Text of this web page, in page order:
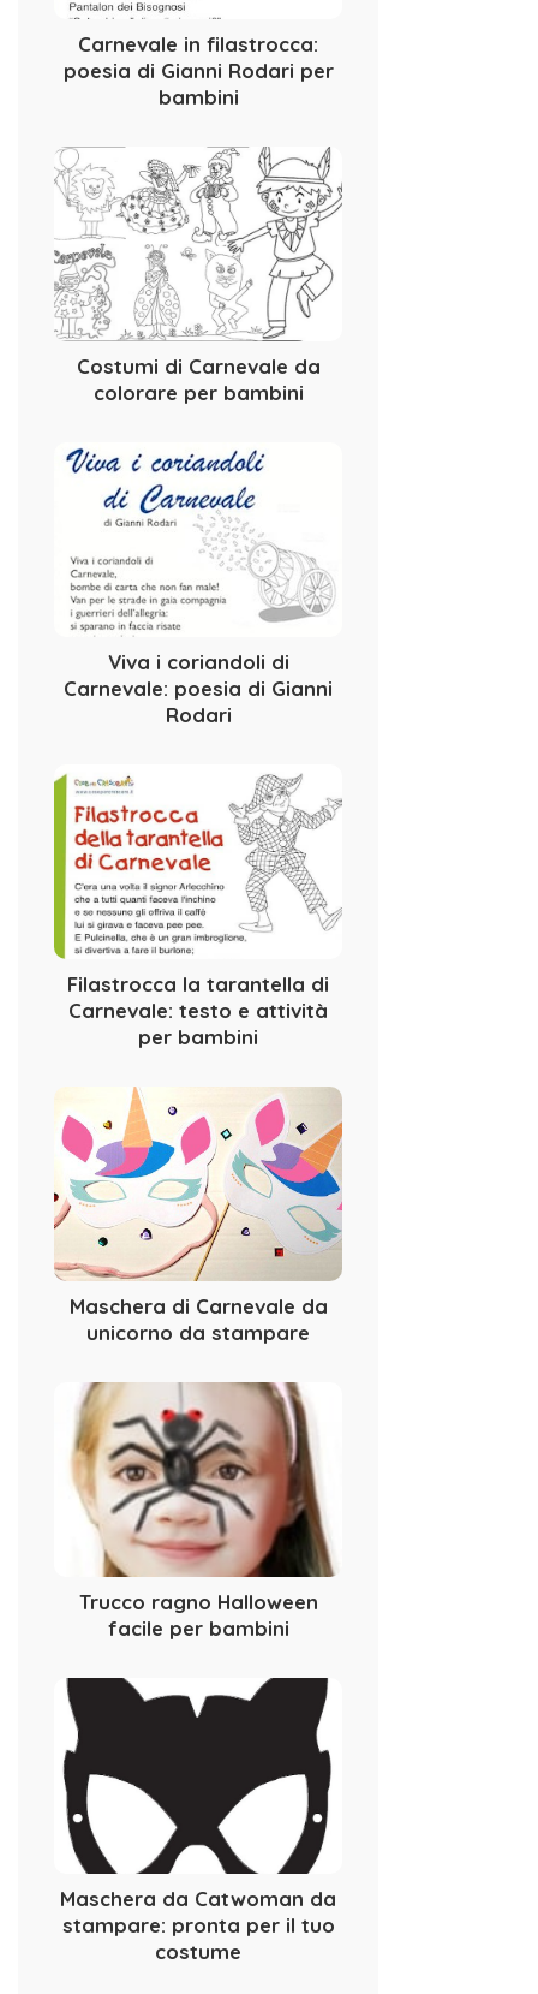
Carnevale in filastrocca:
poesia di Gianni Rodari per
bambini
Costumi di Carnevale da
colorare per bambini
Viva i coriandoli di
Carnevale: poesia di Gianni
Rodari
Filastrocca la tarantella di
Carnevale: testo e attività
per bambini
Maschera di Carnevale da
unicorno da stampare
Trucco ragno Halloween
facile per bambini
Maschera da Catwoman da
stampare: pronta per il tuo
costume